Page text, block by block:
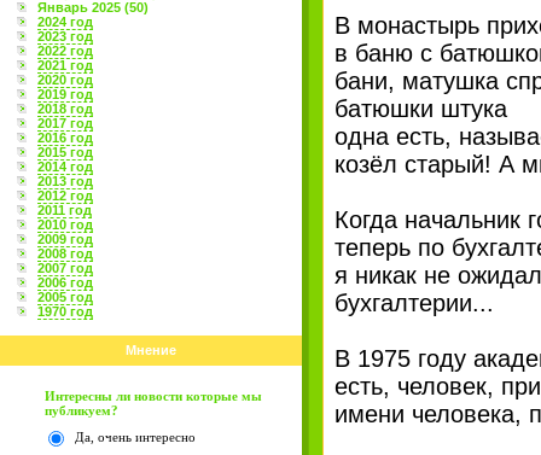
Январь 2025 (50)
2024 год
2023 год
2022 год
2021 год
2020 год
2019 год
2018 год
2017 год
2016 год
2015 год
2014 год
2013 год
2012 год
2011 год
2010 год
2009 год
2008 год
2007 год
2006 год
2005 год
1970 год
Мнение
Интересны ли новости которые мы
публикуем?
Да, очень интересно
В монастырь
в баню с
бани, матушка
батюшки штука
одна есть,
козёл старый! А
Когда начальник
теперь по
я никак не
бухгалтерии...
В 1975 году
есть, человек,
имени человека,